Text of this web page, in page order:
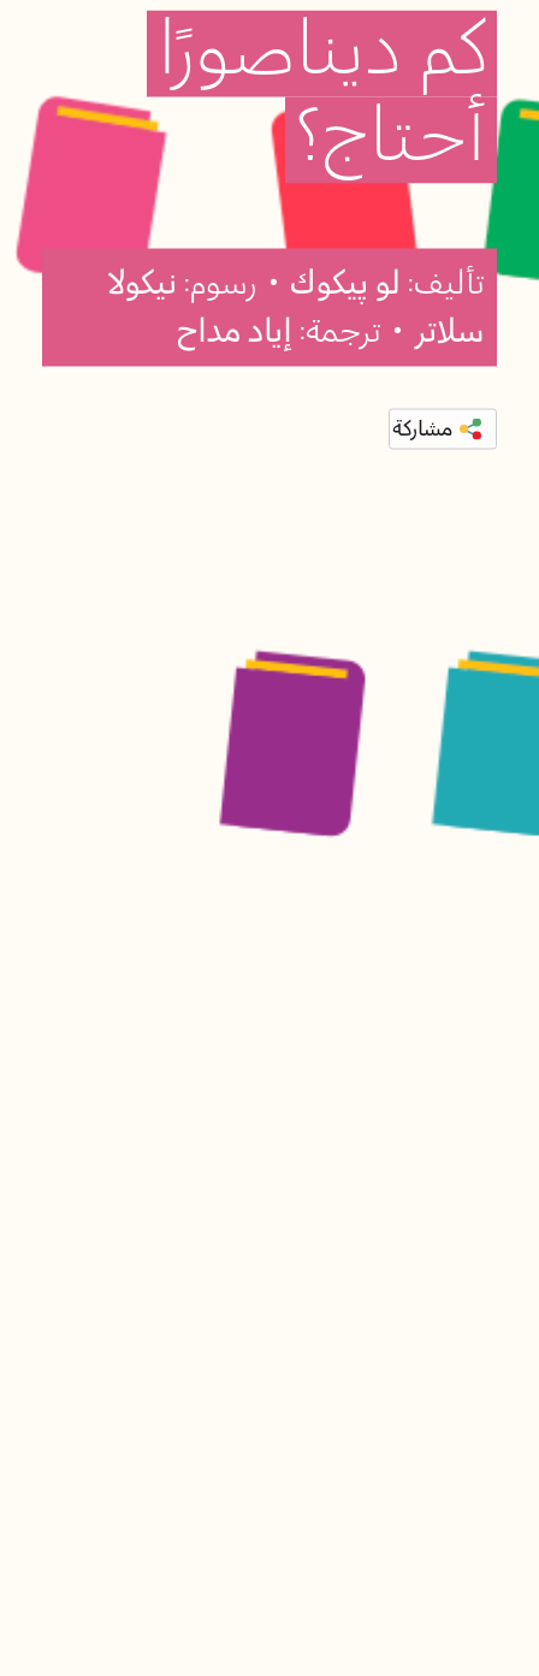
كم ديناصورًا
أحتاج؟
تأليف: لو پيكوك • رسوم: نيكولا
سلاتر • ترجمة: إياد مداح
مشاركة